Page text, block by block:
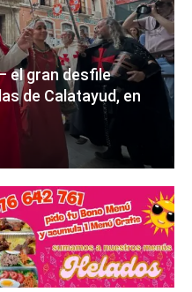
el gran desfile
de Calatayud, en